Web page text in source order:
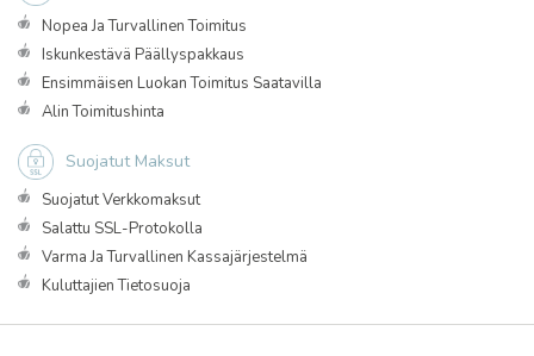
Nopea Ja Turvallinen Toimitus
Iskunkestävä Päällyspakkaus
Ensimmäisen Luokan Toimitus Saatavilla
Alin Toimitushinta
Suojatut Maksut
Suojatut Verkkomaksut
Salattu SSL-Protokolla
Varma Ja Turvallinen Kassajärjestelmä
Kuluttajien Tietosuoja